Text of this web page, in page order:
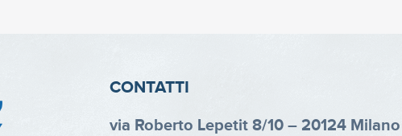
CONTATTI
via Roberto Lepetit 8/10 – 20124 Milano